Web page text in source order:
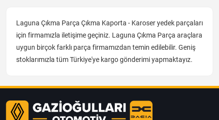
Laguna Çıkma Parça Çıkma Kaporta - Karoser yedek parçaları
için firmamızla iletişime geçiniz. Laguna Çıkma Parça araçlara
uygun birçok farklı parça firmamızdan temin edilebilir. Geniş
stoklarımızla tüm Türkiye'ye kargo gönderimi yapmaktayız.